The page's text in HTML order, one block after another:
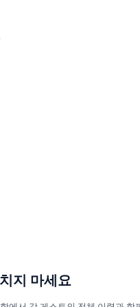
지 마세요